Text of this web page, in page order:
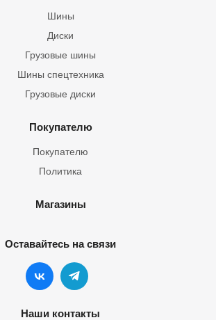
Шины
Грузовые шины
Шины спецтехника
Диски
Грузовые диски
Покупателю
Покупателю
Политика
Магазины
Оставайтесь на связи
Наши контакты